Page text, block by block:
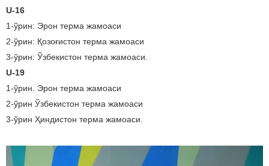
U-16
1-ўрин: Эрон терма жамоаси
2-ўрин: Қозоғистон терма жамоаси
3-ўрин: Ўзбекистон терма жамоаси.
U-19
1-ўрин. Эрон терма жамоаси
2-ўрин Ўзбекистон терма жамоаси
3-ўрин Ҳиндистон терма жамоаси.